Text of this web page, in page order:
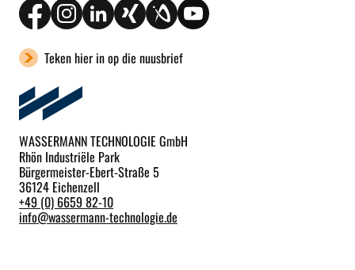
Teken hier in op die nuusbrief
WASSERMANN TECHNOLOGIE GmbH
Rhön Industriële Park
Bürgermeister-Ebert-Straße 5
36124 Eichenzell
+49 (0) 6659 82-10
info@wassermann-technologie.de